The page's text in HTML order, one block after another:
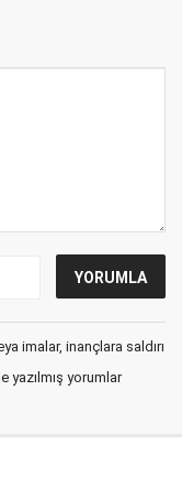
imalar, inançlara saldırı
yazılmış yorumlar